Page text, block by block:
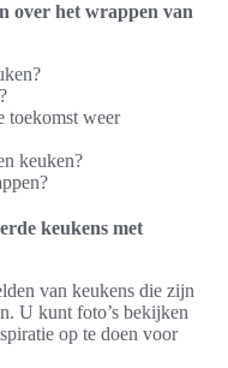
over het wrappen van
toekomst weer
keuken?
keukens met
van keukens die zijn
U kunt foto’s bekijken
op te doen voor